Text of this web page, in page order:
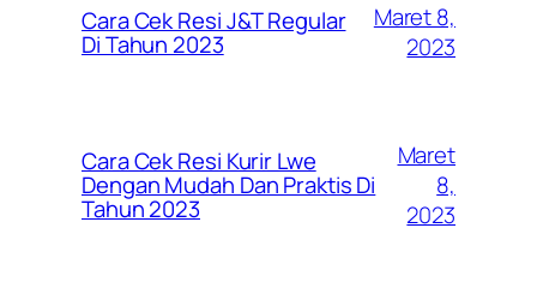
Cara Cek Resi J&T Regular
Di Tahun 2023
Maret 8,
2023
Cara Cek Resi Kurir Lwe
Dengan Mudah Dan Praktis Di
Tahun 2023
Maret
8,
2023